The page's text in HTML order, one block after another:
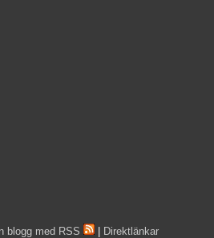
blogg med RSS
Direktlänkar